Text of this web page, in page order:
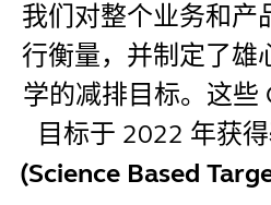
我们对整个业务和产
行衡量，并制定了雄
学的减排目标。这些
目标于 2022 年获得
(Science Based